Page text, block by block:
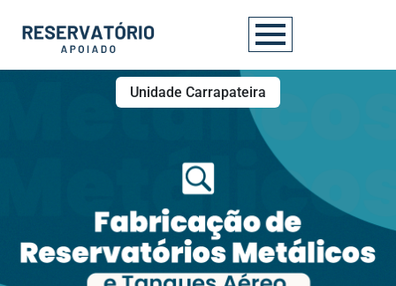
Unidade Carrapateira